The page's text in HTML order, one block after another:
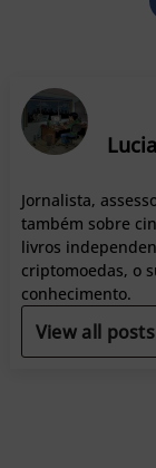
Jornalista,
também sobre
livros
criptomoedas, o
conhecimento.
View all